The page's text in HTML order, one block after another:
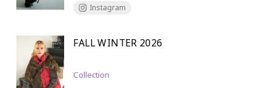
Instagram
FALL WINTER 2026
Collection